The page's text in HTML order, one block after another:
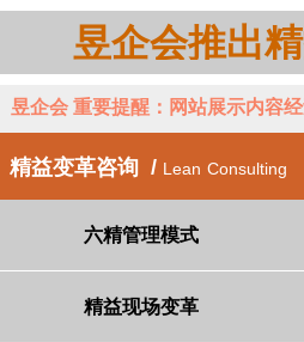
昱企会推出
精益变革咨询 / Lean Consulting
六精管理模式
精益现场变革
昱企会 重要提醒：网站展示内容